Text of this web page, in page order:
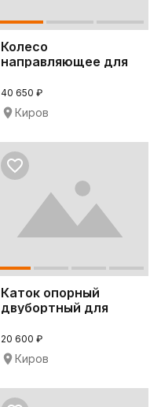
Колесо
направляющее для
CAT329D
40 650 ₽
Киров
Каток опорный
двубортный для
20 600 ₽
Киров